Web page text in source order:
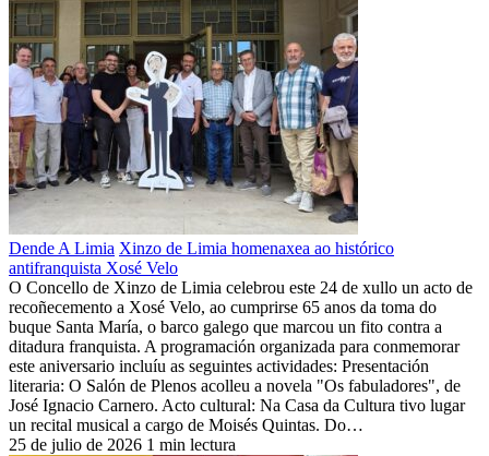
Dende A Limia Xinzo de Limia homenaxea ao histórico
antifranquista Xosé Velo
O Concello de Xinzo de Limia celebrou este 24 de xullo un acto de
recoñecemento a Xosé Velo, ao cumprirse 65 anos da toma do
buque Santa María, o barco galego que marcou un fito contra a
ditadura franquista. A programación organizada para conmemorar
este aniversario incluíu as seguintes actividades: Presentación
literaria: O Salón de Plenos acolleu a novela "Os fabuladores", de
José Ignacio Carnero. Acto cultural: Na Casa da Cultura tivo lugar
un recital musical a cargo de Moisés Quintas. Do…
25 de julio de 2026 1 min lectura